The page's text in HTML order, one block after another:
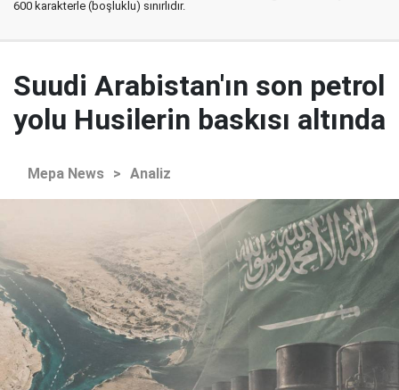
600 karakterle (boşluklu) sınırlıdır.
Suudi Arabistan'ın son petrol
yolu Husilerin baskısı altında
Mepa News > Analiz